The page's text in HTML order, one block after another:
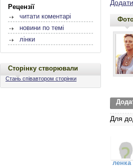
Рецензії
читати коментарі
новини по темі
лінки
Сторінку створювали
Стань співавтором сторінки
Для
ленка